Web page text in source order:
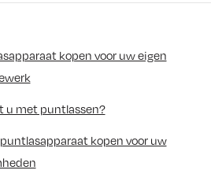
kopen voor uw eigen
u met puntlassen?
kopen voor uw